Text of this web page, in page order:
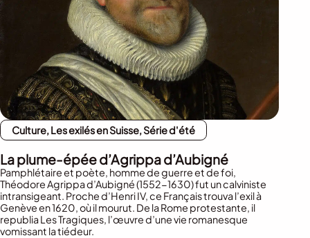
Culture, Les exilés en Suisse, Série d'été
La plume-épée d’Agrippa d’Aubigné
Pamphlétaire et poète, homme de guerre et de foi,
Théodore Agrippa d’Aubigné (1552-1630) fut un calviniste
intransigeant. Proche d’Henri IV, ce Français trouva l’exil à
Genève en 1620, où il mourut. De la Rome protestante, il
republia Les Tragiques, l’œuvre d’une vie romanesque
vomissant la tiédeur.